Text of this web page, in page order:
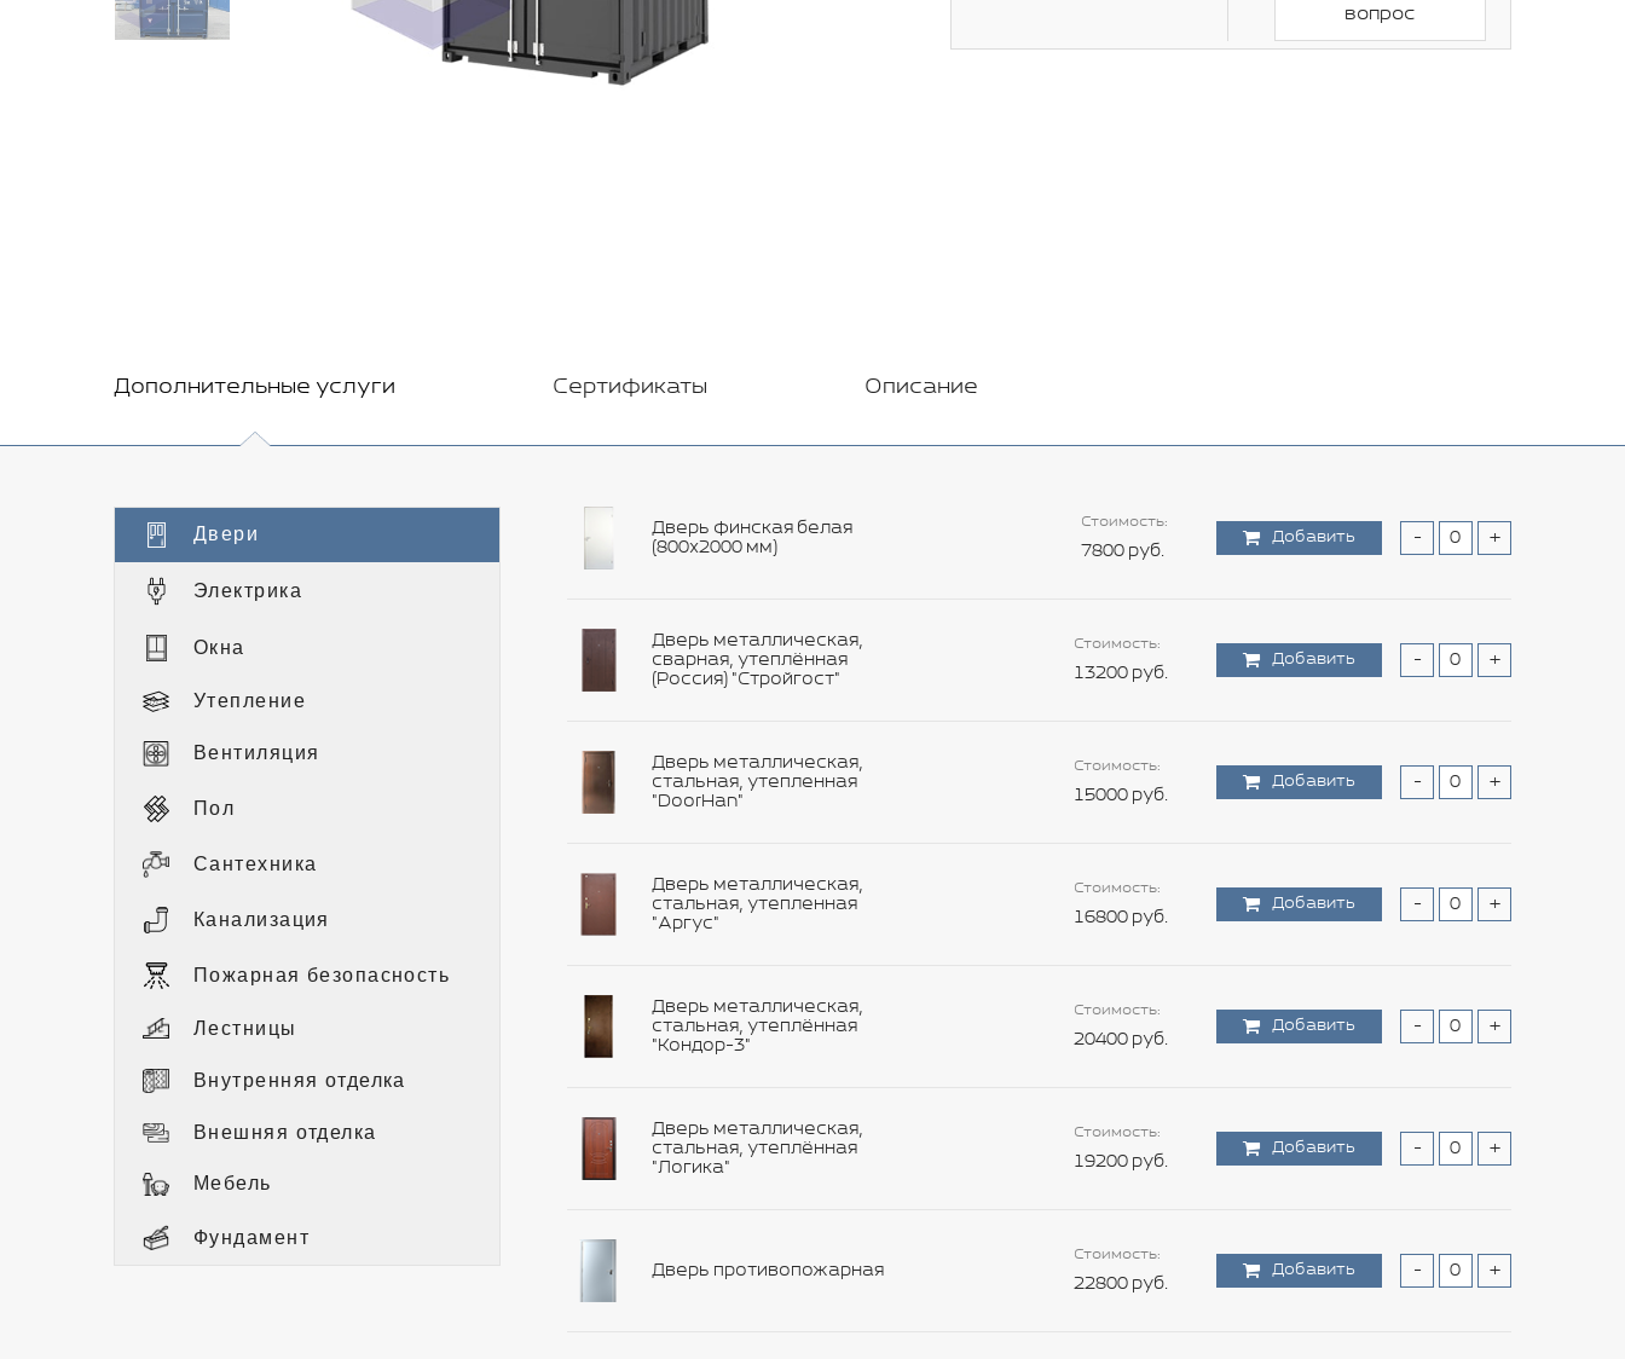
вопрос
Дополнительные услуги Сертификаты Описание
Двери
Электрика
Окна
Утепление
Вентиляция
Пол
Сантехника
Канализация
Пожарная безопасность
Лестницы
Внутренняя отделка
Внешняя отделка
Мебель
Фундамент
Дверь финская белая
(800х2000 мм)
Стоимость:
7800 руб.
Добавить - +
Дверь металлическая,
сварная, утеплённая
(Россия) "Стройгост"
Стоимость:
13200 руб.
Добавить - +
Дверь металлическая,
стальная, утепленная
"DoorHan"
Стоимость:
15000 руб.
Добавить - +
Дверь металлическая,
стальная, утепленная
"Аргус"
Стоимость:
16800 руб.
Добавить - +
Дверь металлическая,
стальная, утеплённая
"Кондор-3"
Стоимость:
20400 руб.
Добавить - +
Дверь металлическая,
стальная, утеплённая
"Логика"
Стоимость:
19200 руб.
Добавить - +
Дверь противопожарная
Стоимость:
22800 руб.
Добавить - +